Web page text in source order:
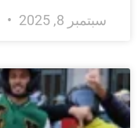
سبتمبر 8, 2025